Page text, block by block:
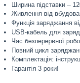
Ширина підставки –
Живлення від
Функція заряджання
USB-кабель для
Час безперервної
Повний цикл
Комплектація:
Гарантія 3 роки!